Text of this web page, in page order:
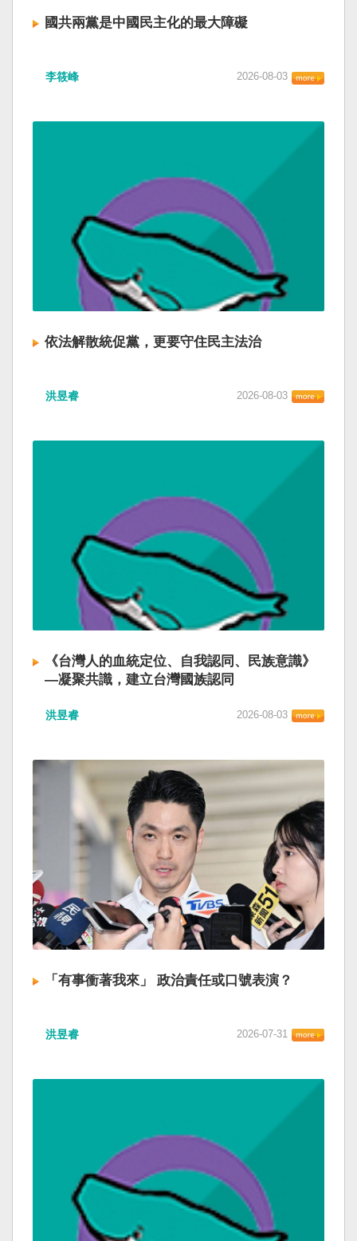
國共兩黨是中國民主化的最大障礙
李筱峰 2026-08-03
依法解散統促黨，更要守住民主法治
洪昱睿 2026-08-03
《台灣人的血統定位、自我認同、民族意識》
—凝聚共識，建立台灣國族認同
洪昱睿 2026-08-03
「有事衝著我來」 政治責任或口號表演？
洪昱睿 2026-07-31